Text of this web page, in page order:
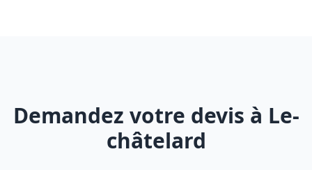
Demandez votre devis à Le-
châtelard